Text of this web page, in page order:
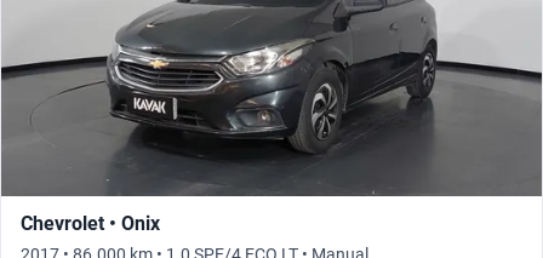
Chevrolet • Onix
2017 • 86.000 km • 1.0 SPE/4 ECO LT • Manual